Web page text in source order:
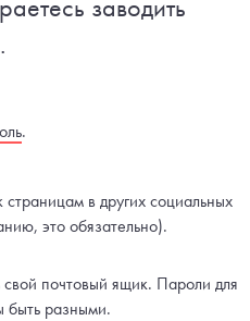
заводить
.
в других социальных
это обязательно).
почтовый ящик. Пароли для
быть разными.